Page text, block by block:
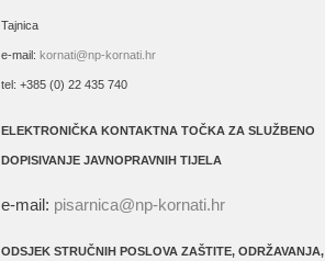
Tajnica
e-mail: kornati@np-kornati.hr
tel: +385 (0) 22 435 740
ELEKTRONIČKA KONTAKTNA TOČKA ZA SLUŽBENO
DOPISIVANJE JAVNOPRAVNIH TIJELA
e-mail: pisarnica@np-kornati.hr
ODSJEK STRUČNIH POSLOVA ZAŠTITE, ODRŽAVANJA,